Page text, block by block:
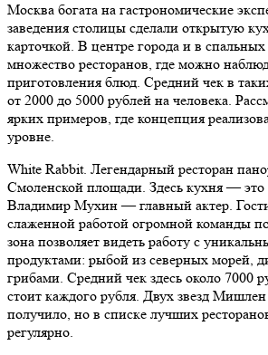
Москва богата на гастрономические
заведения столицы сделали открытую
карточкой. В центре города и в
множество ресторанов, где можно
приготовления блюд. Средний чек в
от 2000 до 5000 рублей на человека.
ярких примеров, где концепция
уровне.
White Rabbit. Легендарный ресторан
Смоленской площади. Здесь кухня —
Владимир Мухин — главный актер.
слаженной работой огромной команды
зона позволяет видеть работу с
продуктами: рыбой из северных морей,
грибами. Средний чек здесь около 7000
стоит каждого рубля. Двух звезд Мишлен
получило, но в списке лучших
регулярно.